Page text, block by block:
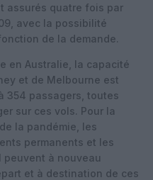
assurés quatre fois par
avec la possibilité
de la demande.
en Australie, la capacité
et de Melbourne est
354 passagers, toutes
sur ces vols. Pour la
la pandémie, les
permanents et les
peuvent à nouveau
et à destination de ces